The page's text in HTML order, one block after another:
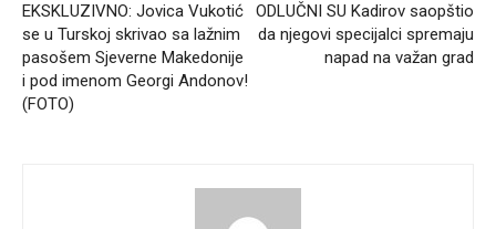
EKSKLUZIVNO: Jovica Vukotić
se u Turskoj skrivao sa lažnim
pasošem Sjeverne Makedonije
i pod imenom Georgi Andonov!
(FOTO)
ODLUČNI SU Kadirov saopštio
da njegovi specijalci spremaju
napad na važan grad